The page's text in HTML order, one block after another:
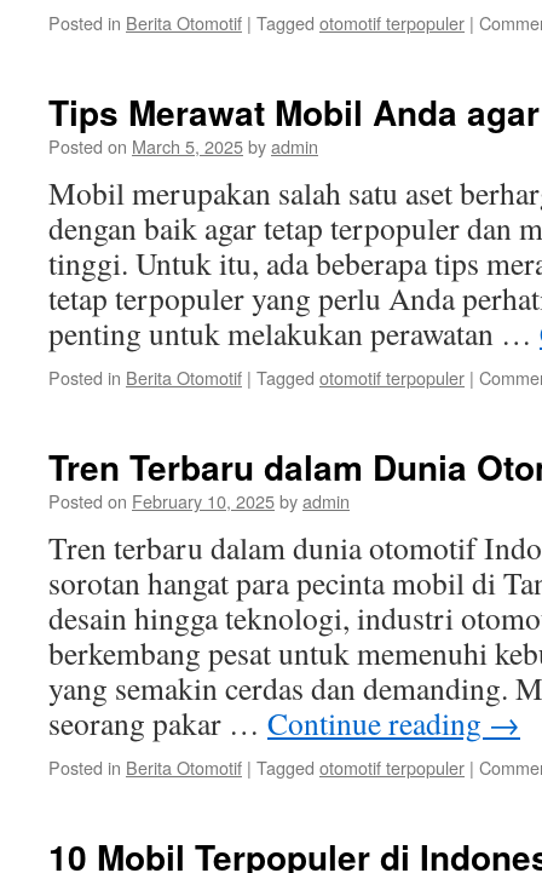
Posted in Berita Otomotif | Tagged otomotif terpopuler |
Tips Merawat Mobil Anda
Posted on March 5, 2025byadmin
Mobil merupakan salah satu aset
dengan baik agar tetap terpopuler dan
tinggi. Untuk itu, ada beberapa tips
tetap terpopuler yang perlu Anda
penting untuk melakukan perawatan …
Posted in Berita Otomotif | Tagged otomotif terpopuler |
Tren Terbaru dalam Dunia
Posted on February 10, 2025byadmin
Tren terbaru dalam dunia otomotif
sorotan hangat para pecinta mobil di
desain hingga teknologi, industri
berkembang pesat untuk memenuhi
yang semakin cerdas dan demanding.
seorang pakar … Continue reading →
Posted in Berita Otomotif | Tagged otomotif terpopuler |
10 Mobil Terpopuler di